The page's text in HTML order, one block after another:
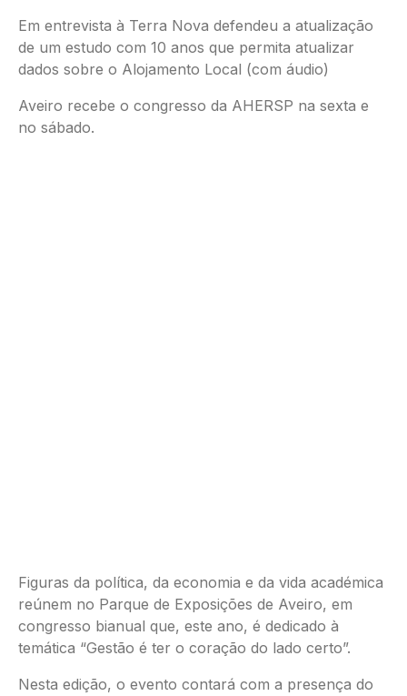
Em entrevista à Terra Nova defendeu a atualização
de um estudo com 10 anos que permita atualizar
dados sobre o Alojamento Local (com áudio)
Aveiro recebe o congresso da AHERSP na sexta e
no sábado.
Figuras da política, da economia e da vida académica
reúnem no Parque de Exposições de Aveiro, em
congresso bianual que, este ano, é dedicado à
temática “Gestão é ter o coração do lado certo”.
Nesta edição, o evento contará com a presença do